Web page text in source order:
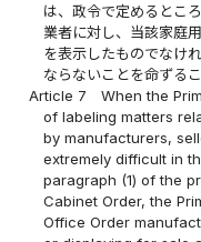
は、政令で定めるとこ
業者に対し、当該家庭
を表示したものでなけ
ならないことを命ずる
Article 7
When the
of labeling matters
by manufacturers,
extremely difficult in
paragraph (1) of the
Cabinet Order, the
Office Order